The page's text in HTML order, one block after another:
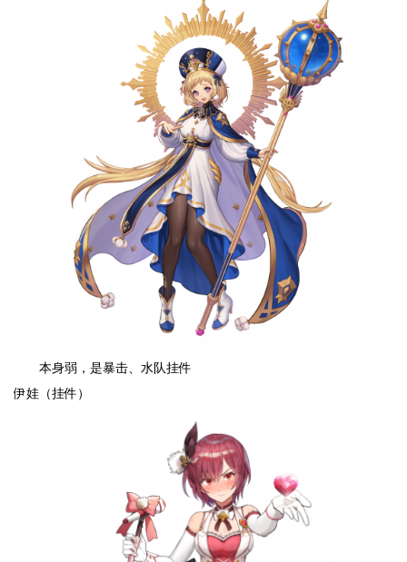
本身弱，是暴击、水队挂件
伊娃（挂件）